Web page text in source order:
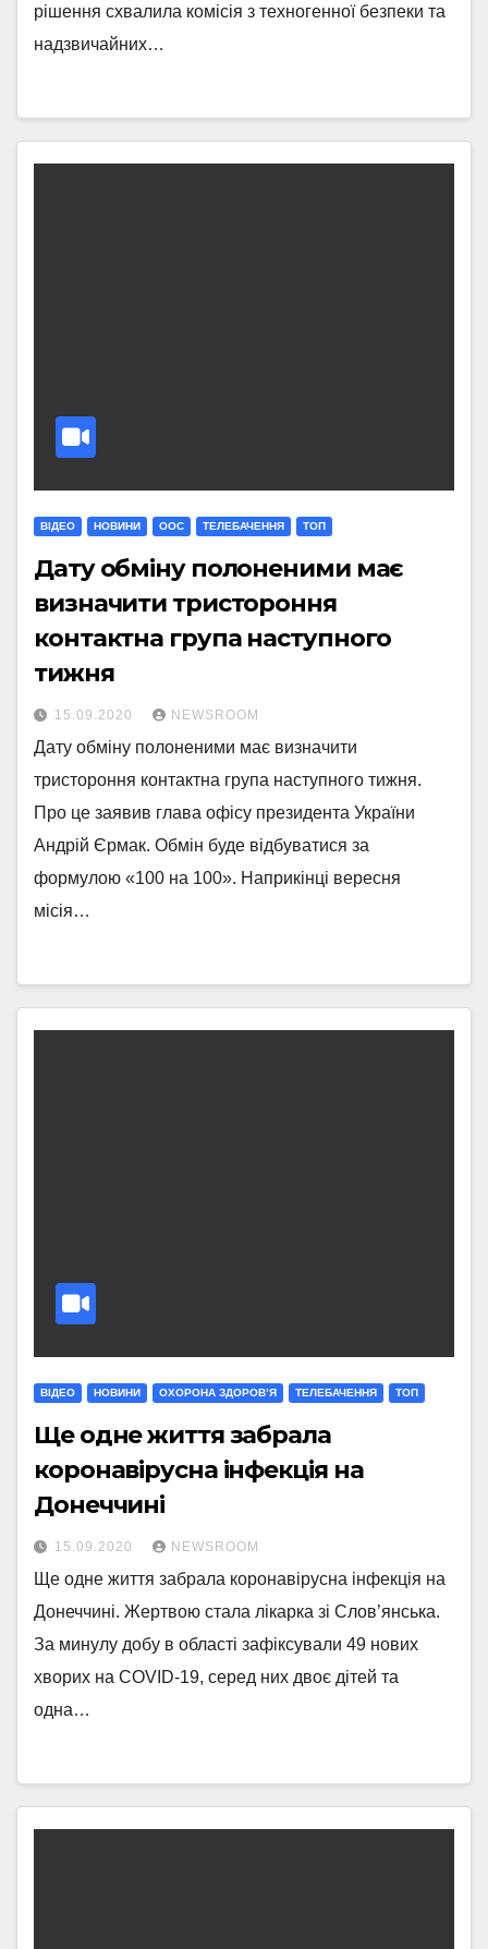
рішення схвалила комісія з техногенної безпеки та
надзвичайних…
ВІДЕО НОВИНИ ООС ТЕЛЕБАЧЕННЯ ТОП
Дату обміну полоненими має
визначити тристороння
контактна група наступного
тижня
15.09.2020 NEWSROOM
Дату обміну полоненими має визначити
тристороння контактна група наступного тижня.
Про це заявив глава офісу президента України
Андрій Єрмак. Обмін буде відбуватися за
формулою «100 на 100». Наприкінці вересня
місія…
ВІДЕО НОВИНИ ОХОРОНА ЗДОРОВ’Я ТЕЛЕБАЧЕННЯ ТОП
Ще одне життя забрала
коронавірусна інфекція на
Донеччині
15.09.2020 NEWSROOM
Ще одне життя забрала коронавірусна інфекція на
Донеччині. Жертвою стала лікарка зі Слов’янська.
За минулу добу в області зафіксували 49 нових
хворих на COVID-19, серед них двоє дітей та
одна…